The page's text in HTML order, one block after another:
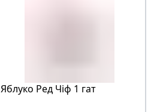
Яблуко Ред Чіф 1 гат